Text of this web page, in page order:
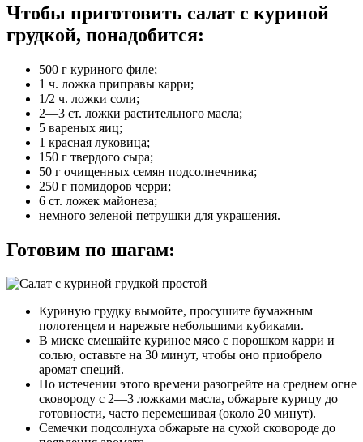
Чтобы приготовить салат с куриной
грудкой, понадобится:
500 г куриного филе;
1 ч. ложка приправы карри;
1/2 ч. ложки соли;
2—3 ст. ложки растительного масла;
5 вареных яиц;
1 красная луковица;
150 г твердого сыра;
50 г очищенных семян подсолнечника;
250 г помидоров черри;
6 ст. ложек майонеза;
немного зеленой петрушки для украшения.
Готовим по шагам:
Куриную грудку вымойте, просушите бумажным
полотенцем и нарежьте небольшими кубиками.
В миске смешайте куриное мясо с порошком карри и
солью, оставьте на 30 минут, чтобы оно приобрело
аромат специй.
По истечении этого времени разогрейте на среднем огне
сковороду с 2—3 ложками масла, обжарьте курицу до
готовности, часто перемешивая (около 20 минут).
Семечки подсолнуха обжарьте на сухой сковороде до